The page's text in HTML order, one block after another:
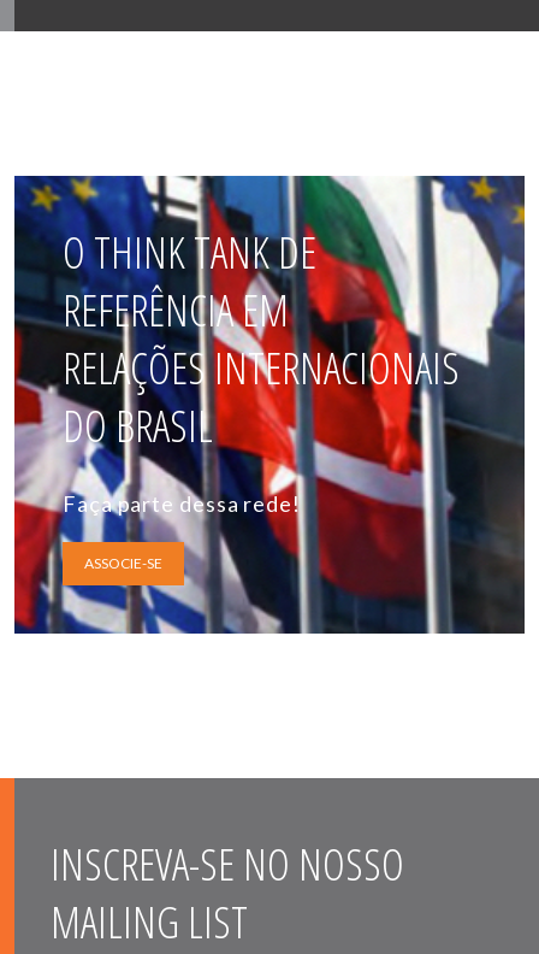
O THINK TANK DE
REFERÊNCIA EM
RELAÇÕES INTERNACIONAIS
DO BRASIL
Faça parte dessa rede!
ASSOCIE-SE
INSCREVA-SE NO NOSSO
MAILING LIST